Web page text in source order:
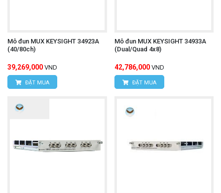
Mô đun MUX KEYSIGHT 34923A
(40/80ch)
39,269,000 VND
ĐẶT MUA
Mô đun MUX KEYSIGHT 34933A
(Dual/Quad 4x8)
42,786,000 VND
ĐẶT MUA